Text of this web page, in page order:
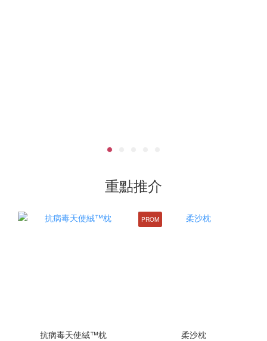
重點推介
抗病毒天使絨™枕
PROM
柔沙枕